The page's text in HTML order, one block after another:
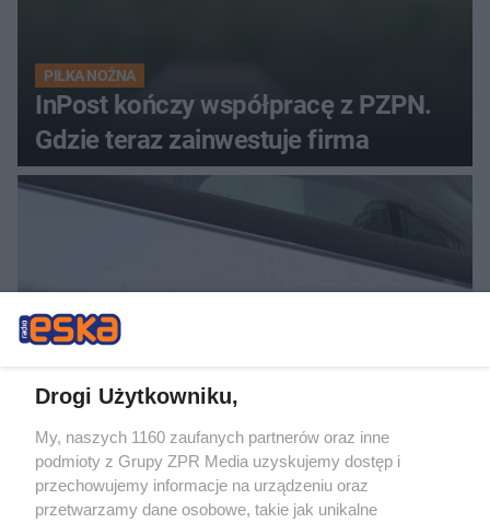
PIŁKA NOŻNA
InPost kończy współpracę z PZPN.
Gdzie teraz zainwestuje firma
sprawców usiłowało wciągnąć 25-
latka do samochodu
Drogi Użytkowniku,
My, naszych 1160 zaufanych partnerów oraz inne
podmioty z Grupy ZPR Media uzyskujemy dostęp i
przechowujemy informacje na urządzeniu oraz
przetwarzamy dane osobowe, takie jak unikalne